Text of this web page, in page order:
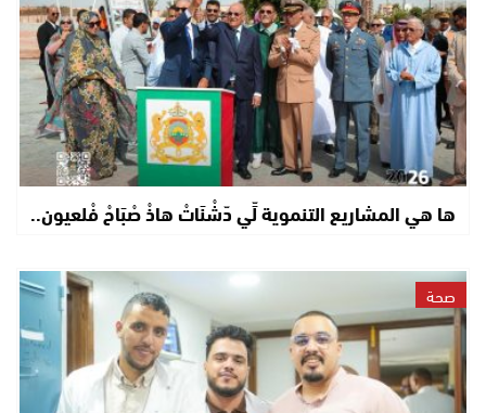
ها هي المشاريع التنموية لِّي دّشْنَاتْ هاذْ صْبَاحْ فْلعيون..
صحة